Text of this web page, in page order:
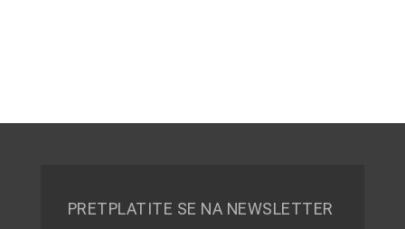
PRETPLATITE SE NA NEWSLETTER